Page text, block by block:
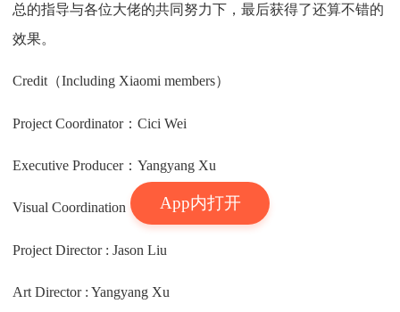
App内打开
总的指导与各位大佬的共同努力下，最后获得了还算不错的
效果。
Credit（Including Xiaomi members）
Project Coordinator：Cici Wei
Executive Producer：Yangyang Xu
Visual Coordination：Yangyang Xu
Project Director : Jason Liu
Art Director : Yangyang Xu